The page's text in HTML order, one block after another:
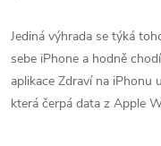
Jediná výhrada se týká
sebe iPhone a hodně
aplikace Zdraví na iPhonu
která čerpá data z Apple